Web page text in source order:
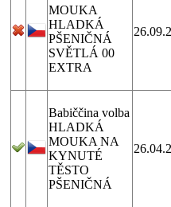
MOUKA
HLADKÁ
PŠENIČNÁ
SVĚTLÁ 00
EXTRA
Babiččina volba
HLADKÁ
MOUKA NA
KYNUTÉ
TĚSTO
PŠENIČNÁ